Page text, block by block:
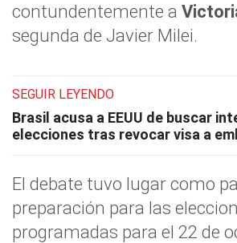
contundentemente a
segunda de Javier Milei.
SEGUIR LEYENDO
Brasil acusa a EEUU de buscar
elecciones tras revocar visa a
El debate tuvo lugar como
preparación para las
programadas para el 22 de